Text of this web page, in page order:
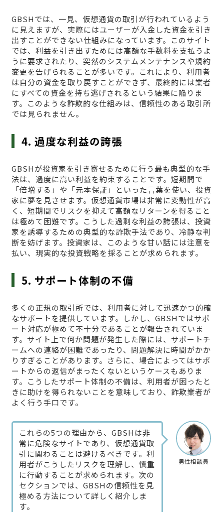
GBSHでは、一見、仮想通貨の取引が行われているよう
に見えますが、実際にはユーザーが入金した資金を引き
出すことができない仕組みになっています。このサイト
では、利益を引き出すためには高額な手数料を支払うよ
うに要求されたり、突然のシステムメンテナンスや規約
変更を告げられることが多いです。これにより、利用者
は自分の資金を取り戻すことができず、最終的には業者
にすべての資金を持ち逃げされるという結果に陥りま
す。このような詐欺的な仕組みは、信頼性のある取引所
では見られません。
4. 過度な利益の誇張
GBSHが投資家を引き寄せるために行う最も典型的な手
法は、過度に高い利益を約束することです。短期間で
「倍増する」や「元本保証」といった言葉を使い、投資
家に夢を見させます。仮想通貨市場は非常に変動性が高
く、短期間でリスクを抑えて高額なリターンを得ること
は極めて困難です。こうした過剰な利益の誇張は、投資
家を誘導するための典型的な詐欺手法であり、冷静な判
断を妨げます。投資家は、このような甘い話には注意を
払い、現実的な投資戦略を採ることが求められます。
5. サポート体制の不備
多くの正規の取引所では、利用者に対して迅速かつ的確
なサポートを提供しています。しかし、GBSHではサポ
ート対応が極めて不十分であることが報告されていま
す。サイト上で何か問題が発生した際には、サポートチ
ームへの連絡が困難であったり、問題解決に時間がかか
りすぎることがあります。さらに、場合によってはサポ
ートからの返信がまったくないというケースもありま
す。こうしたサポート体制の不備は、利用者が困ったと
きに助けを得られないことを意味しており、詐欺業者が
よく行う手口です。
男性相談員
これらの5つの理由から、GBSHは非
常に危険なサイトであり、仮想通貨取
引に関わることは避けるべきです。利
用者がこうしたリスクを理解し、慎重
に行動することが求められます。次の
セクションでは、GBSHの信頼性を見
極める方法について詳しく紹介しま
す。